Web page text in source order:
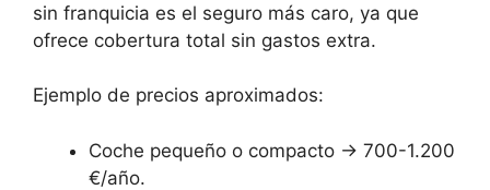
sin franquicia es el seguro más caro, ya que
ofrece cobertura total sin gastos extra.
Ejemplo de precios aproximados:
Coche pequeño o compacto → 700-1.200
€/año.